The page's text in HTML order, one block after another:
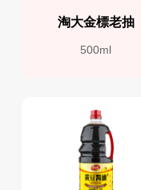
淘大金標老抽
500ml